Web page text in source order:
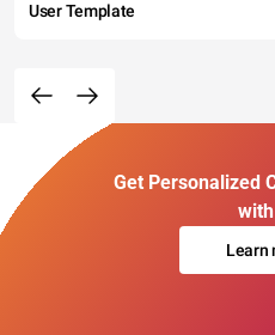
User Template
Get Personalized
Learn